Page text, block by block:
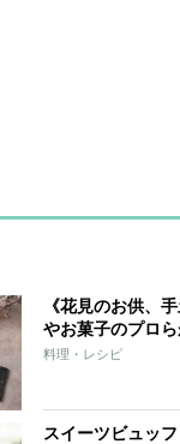
《花見のお供、
やお菓子のプロ
り寄せ】華やかな
料理・レシピ
スイーツビュッ